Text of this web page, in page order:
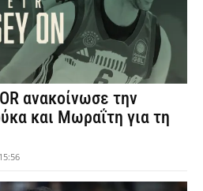
ανακοίνωσε την
και Μωραΐτη για τη